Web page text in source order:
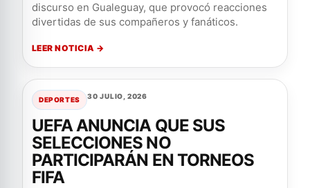
discurso en Gualeguay, que provocó reacciones
divertidas de sus compañeros y fanáticos.
LEER NOTICIA →
DEPORTES 30 JULIO, 2026
UEFA ANUNCIA QUE SUS
SELECCIONES NO
PARTICIPARÁN EN TORNEOS
FIFA